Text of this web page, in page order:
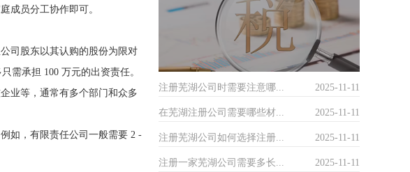
成员分工协作即可。
司股东以其认购的股份为限对
需承担 100 万元的出资责任。
业等，通常有多个部门和众多
如，有限责任公司一般需要 2 -
注册芜湖公司时需要注意哪... 2025-11-11
在芜湖注册公司需要哪些材... 2025-11-11
注册芜湖公司如何选择注册... 2025-11-11
注册一家芜湖公司需要多长... 2025-11-11